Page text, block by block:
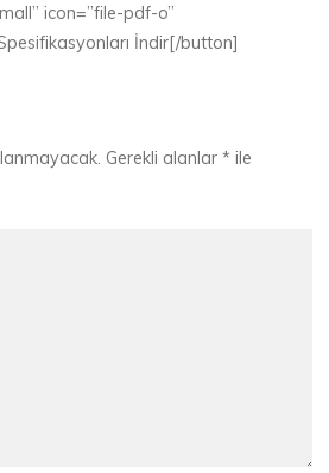
icon=”file-pdf-o”
İndir[/button]
Gerekli alanlar* ile